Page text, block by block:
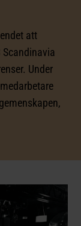
att
Scandinavia
Under
kring
För varje
på att